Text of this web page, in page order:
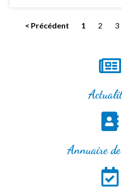
< Précédent 1 2 3
Annuaire